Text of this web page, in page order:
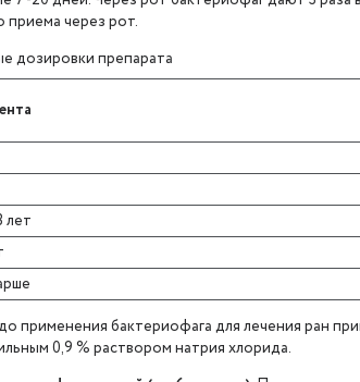
приема через рот.
дозировки препарата
лет
до применения бактериофага для лечения ран
0,9 % раствором натрия хлорида.